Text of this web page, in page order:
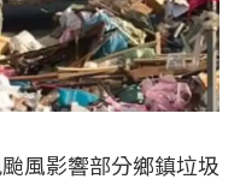
風影響部分鄉鎮垃圾